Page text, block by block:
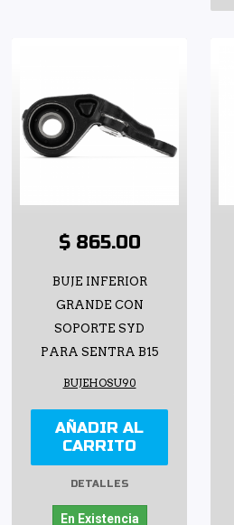
$ 865.00
BUJE INFERIOR
GRANDE CON
SOPORTE SYD
PARA SENTRA B15
BUJEHOSU90
AÑADIR AL
CARRITO
DETALLES
En Existencia